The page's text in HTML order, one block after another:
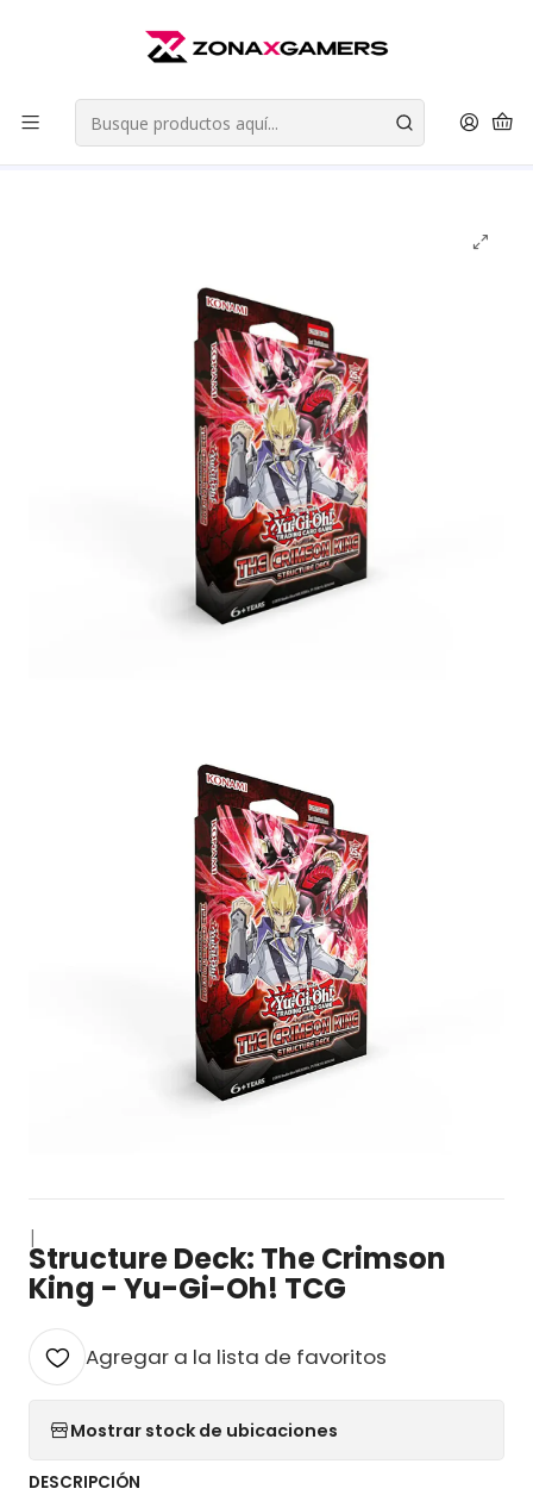
Retiros en Providencia
Leer más
Inicio Cartas Coleccionables Yu-Gi-Oh! TCG
Structure Deck
Structure Deck: The Crimson King - Yu-Gi-Oh! TCG
|
Structure Deck: The Crimson
King - Yu-Gi-Oh! TCG
Agregar a la lista de favoritos
Mostrar stock de ubicaciones
DESCRIPCIÓN